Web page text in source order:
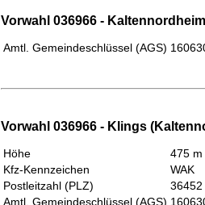
Vorwahl 036966 -
Amtl. Gemeindeschlüssel (AGS)
Vorwahl 036966 - Klings
Höhe
475 m
Kfz-Kennzeichen
WAK
Postleitzahl (PLZ)
36452
Amtl. Gemeindeschlüssel (AGS)